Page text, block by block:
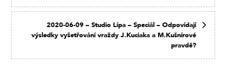
2020-06-09 – Studio Lípa – Speciál – Odpovídají
výsledky vyšetřování vraždy J.Kuciaka a M.Kušnírové
pravdě?